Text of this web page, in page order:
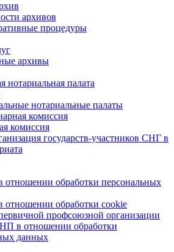
архивов
процедуры
архивы
нотариальная палата
нотариальные палаты
комиссия
комиссия
государств-участников СНГ в
отношении обработки персональных
отношении обработки cookie
профсоюзной организации
в отношении обработки
данных